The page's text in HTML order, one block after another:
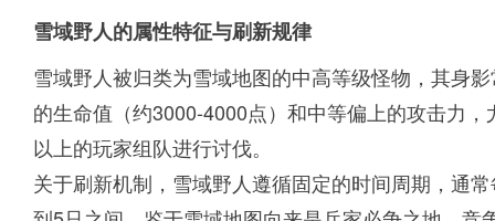
雪域野人的属性特征与刷新规律
雪域野人被归类为雪域地图的中高等级怪物，其身
的生命值（约3000-4000点）和中等偏上的攻击力
以上的玩家组队进行讨伐。
关于刷新机制，雪域野人遵循固定的时间周期，通